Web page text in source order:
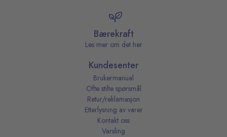
Bærekraft
Les mer om det her
Kundesenter
Brukermanual
Ofte stilte spørsmål
Retur/reklamasjon
Etterlysning av varer
Kontakt oss
Varsling